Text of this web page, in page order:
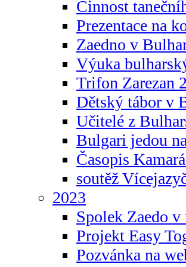
Činnost
Prezentace na
Zaedno v
Výuka
Trifon Zarezan
Dětský tábor v
Učitelé z
Bulgari jedou
Časopis
soutěž
2023
Spolek Zaedo
Projekt Easy
Pozvánka na